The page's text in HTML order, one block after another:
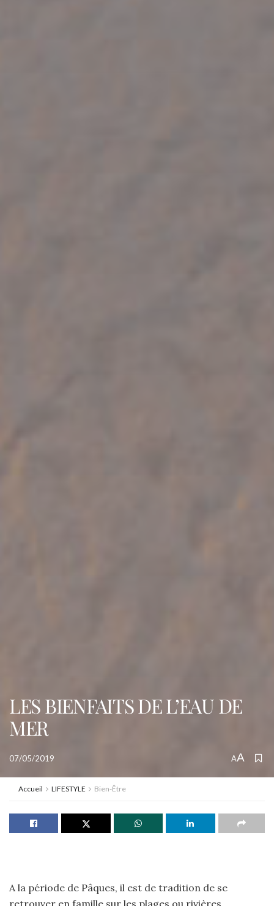
LES BIENFAITS DE L’EAU DE
MER
07/05/2019 AA
Accueil LIFESTYLE Bien-Être
A la période de Pâques, il est de tradition de se
retrouver en famille sur les plages ou rivières